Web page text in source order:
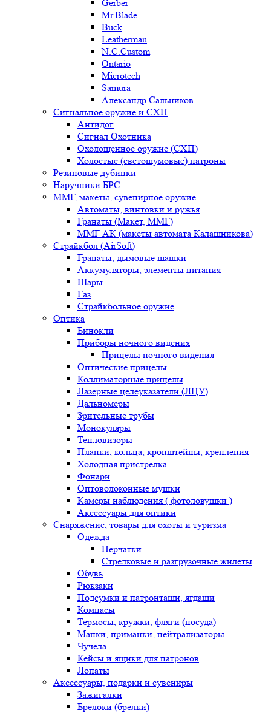
Gerber
Mr.Blade
Buck
Leatherman
N.C.Custom
Ontario
Microtech
Samura
Александр Сальников
Сигнальное оружие и СХП
Антидог
Сигнал Охотника
Охолощенное оружие (СХП)
Холостые (светошумовые) патроны
Резиновые дубинки
Наручники БРС
ММГ, макеты, сувенирное оружие
Автоматы, винтовки и ружья
Гранаты (Макет, ММГ)
ММГ АК (макеты автомата Калашникова)
Страйкбол (AirSoft)
Гранаты, дымовые шашки
Аккумуляторы, элементы питания
Шары
Газ
Страйкбольное оружие
Оптика
Бинокли
Приборы ночного видения
Прицелы ночного видения
Оптические прицелы
Коллиматорные прицелы
Лазерные целеуказатели (ЛЦУ)
Дальномеры
Зрительные трубы
Монокуляры
Тепловизоры
Планки, кольца, кронштейны, крепления
Холодная пристрелка
Фонари
Оптоволоконные мушки
Камеры наблюдения ( фотоловушки )
Аксессуары для оптики
Снаряжение, товары для охоты и туризма
Одежда
Перчатки
Стрелковые и разгрузочные жилеты
Обувь
Рюкзаки
Подсумки и патронташи, ягдаши
Компасы
Термосы, кружки, фляги (посуда)
Манки, приманки, нейтрализаторы
Чучела
Кейсы и ящики для патронов
Лопаты
Аксессуары, подарки и сувениры
Зажигалки
Брелоки (брелки)